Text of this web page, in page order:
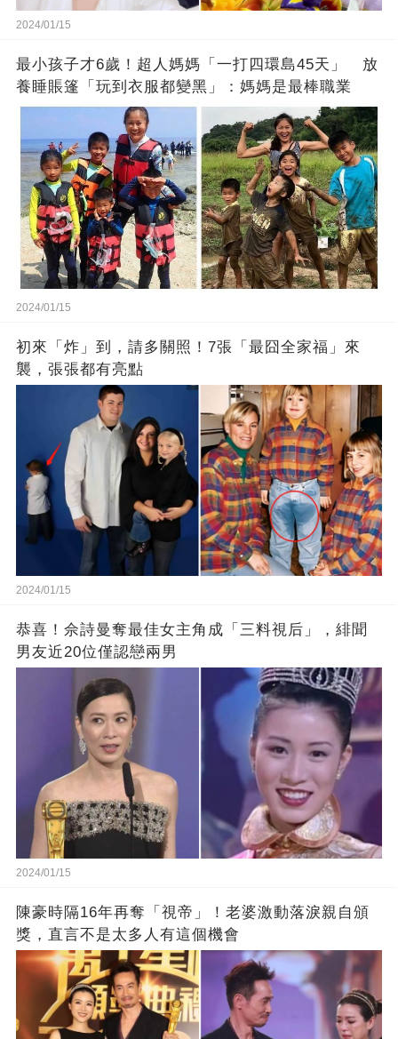
2024/01/15
最小孩子才6歲！超人媽媽「一打四環島45天」 放
養睡賬篷「玩到衣服都變黑」：媽媽是最棒職業
2024/01/15
初來「炸」到，請多關照！7張「最囧全家福」來
襲，張張都有亮點
2024/01/15
恭喜！佘詩曼奪最佳女主角成「三料視后」，緋聞
男友近20位僅認戀兩男
2024/01/15
陳豪時隔16年再奪「視帝」！老婆激動落淚親自頒
獎，直言不是太多人有這個機會